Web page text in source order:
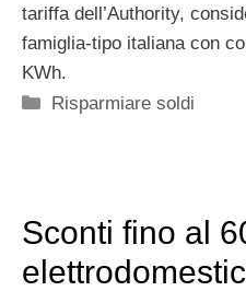
tariffa dell’Authority,
famiglia-tipo italiana con
KWh.
Categorie
Risparmiare soldi
Sconti fino al